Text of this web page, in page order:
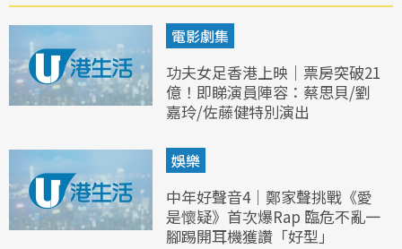
電影劇集
功夫女足香港上映｜票房突破21
億！即睇演員陣容：蔡思貝/劉
嘉玲/佐藤健特別演出
娛樂
中年好聲音4｜鄭家聲挑戰《愛
是懷疑》首次爆Rap 臨危不亂一
腳踢開耳機獲讚「好型」